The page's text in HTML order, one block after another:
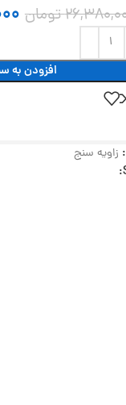
تومان
افزودن به
زاویه سنج